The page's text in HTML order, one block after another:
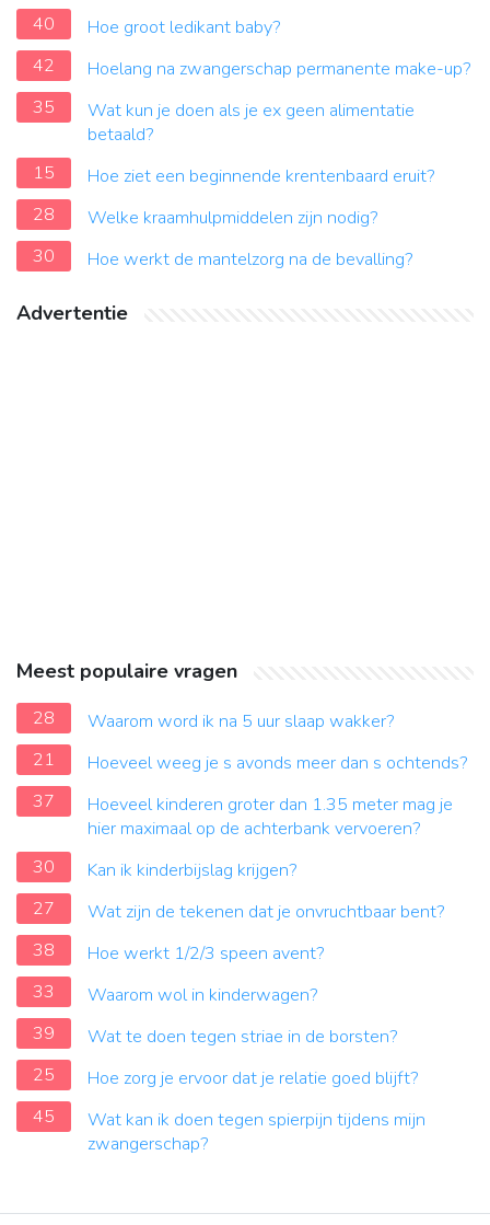
40
Hoe groot ledikant baby?
42
Hoelang na zwangerschap permanente make-up?
35
Wat kun je doen als je ex geen alimentatie
betaald?
15
Hoe ziet een beginnende krentenbaard eruit?
28
Welke kraamhulpmiddelen zijn nodig?
30
Hoe werkt de mantelzorg na de bevalling?
Advertentie
Meest populaire vragen
28
Waarom word ik na 5 uur slaap wakker?
21
Hoeveel weeg je s avonds meer dan s ochtends?
37
Hoeveel kinderen groter dan 1.35 meter mag je
hier maximaal op de achterbank vervoeren?
30
Kan ik kinderbijslag krijgen?
27
Wat zijn de tekenen dat je onvruchtbaar bent?
38
Hoe werkt 1/2/3 speen avent?
33
Waarom wol in kinderwagen?
39
Wat te doen tegen striae in de borsten?
25
Hoe zorg je ervoor dat je relatie goed blijft?
45
Wat kan ik doen tegen spierpijn tijdens mijn
zwangerschap?